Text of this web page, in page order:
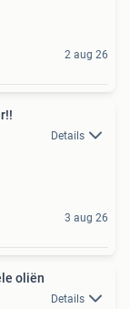
2 aug 26
Details
3 aug 26
oliën
Details